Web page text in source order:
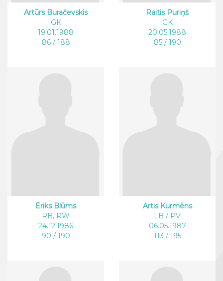
Artūrs Buračevskis
GK
19.01.1988
86 / 188
Raitis Puriņš
GK
20.05.1988
85 / 190
Ēriks Blūms
RB, RW
24.12.1986
90 / 190
Artis Kurmēns
LB / PV
06.05.1987
113 / 195